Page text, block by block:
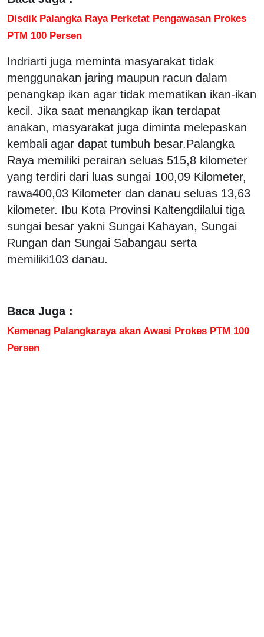
Disdik Palangka Raya Perketat Pengawasan Prokes
PTM 100 Persen
Indriarti juga meminta masyarakat tidak
menggunakan jaring maupun racun dalam
penangkap ikan agar tidak mematikan ikan-ikan
kecil. Jika saat menangkap ikan terdapat
anakan, masyarakat juga diminta melepaskan
kembali agar dapat tumbuh besar.Palangka
Raya memiliki perairan seluas 515,8 kilometer
yang terdiri dari luas sungai 100,09 Kilometer,
rawa400,03 Kilometer dan danau seluas 13,63
kilometer. Ibu Kota Provinsi Kaltengdilalui tiga
sungai besar yakni Sungai Kahayan, Sungai
Rungan dan Sungai Sabangau serta
memiliki103 danau.
Baca Juga :
Kemenag Palangkaraya akan Awasi Prokes PTM 100
Persen